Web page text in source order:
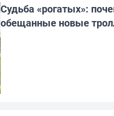
Судьба «рогатых»:
обещанные новые